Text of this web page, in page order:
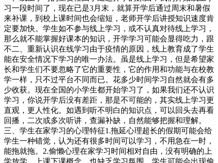
习一段时间了，现在已是3月末，就算开学后通过周末和暑假
来补课，到校上课时间也会缩短，老师开学后讲授知识速度肯
定要加快。学生如不参与线上学习，或不认真对待线上学习，
那么就不能掌握好课本的知识，开学学习可能会显得吃力，跟
不二、重新认识在线学习由于疫情的原因，线上教育成了学生
能在安全情况下学习的唯一办法。虽是线上学习，但是希望家
长和学生们不要忽略了它的重要性，它的作用和功能与在校教
学一样，只不过平台不同而已。花多少时间学习自然就会有多
少收获。现在全国的小学生都开始学习了，如果我们还不认识
学习，你说开学后没有差距，那是不可能的，其实线上学习更
直观，更人性化。如遇到听不明白的知识点，可以回头去再看
回播，二次或多次听讲，查漏补缺，自然能够把握和理解。
三、学生在家学习的心理特征1.拖延心理超长的假期可能会给
学生一种错觉，认为还有很多时间可以学习，不用急在一时，
能拖就拖。2.偷懒心理在家学习时间相对自由，没有明确的上
学放学、上课下课概念，也缺乏学习氛围，学生可能会出现偷